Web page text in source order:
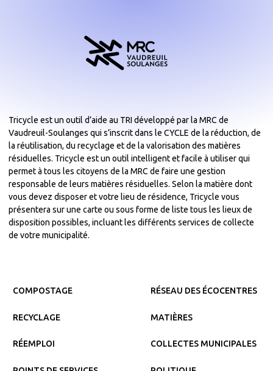
Tricycle est un outil d’aide au TRI développé par la MRC de
Vaudreuil-Soulanges qui s’inscrit dans le CYCLE de la réduction, de
la réutilisation, du recyclage et de la valorisation des matières
résiduelles. Tricycle est un outil intelligent et facile à utiliser qui
permet à tous les citoyens de la MRC de faire une gestion
responsable de leurs matières résiduelles. Selon la matière dont
vous devez disposer et votre lieu de résidence, Tricycle vous
présentera sur une carte ou sous forme de liste tous les lieux de
disposition possibles, incluant les différents services de collecte
de votre municipalité.
COMPOSTAGE
RECYCLAGE
RÉEMPLOI
RÉSEAU DES ÉCOCENTRES
MATIÈRES
COLLECTES MUNICIPALES